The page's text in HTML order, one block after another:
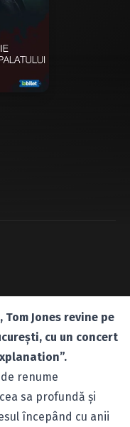
Tom Jones revine pe
cu un concert
renume
sa profundă și
începând cu anii